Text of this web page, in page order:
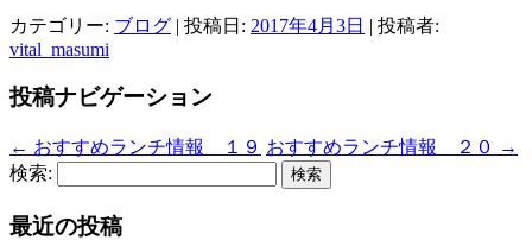
カテゴリー: ブログ | 投稿日: 2017年4月3日 | 投稿者:
vital_masumi
投稿ナビゲーション
← おすすめランチ情報 １９ おすすめランチ情報 ２０ →
検索:
最近の投稿